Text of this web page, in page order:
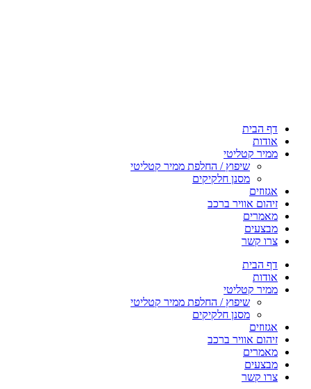
דף הבית
אודות
ממיר קטליטי
שיפוץ / החלפת ממיר קטליטי
מסנן חלקיקים
אגזוזים
זיהום אוויר ברכב
מאמרים
מבצעים
צרו קשר
דף הבית
אודות
ממיר קטליטי
שיפוץ / החלפת ממיר קטליטי
מסנן חלקיקים
אגזוזים
זיהום אוויר ברכב
מאמרים
מבצעים
צרו קשר